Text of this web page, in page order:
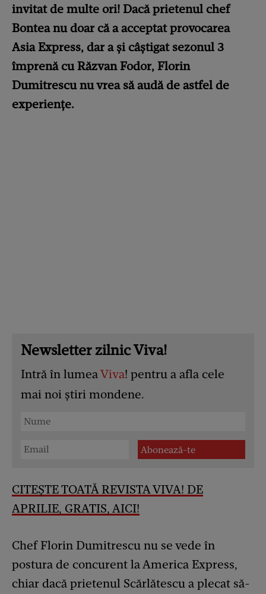
invitat de multe ori! Dacă prietenul chef
Bontea nu doar că a acceptat provocarea
Asia Express, dar a și câștigat sezonul 3
împrenă cu Răzvan Fodor, Florin
Dumitrescu nu vrea să audă de astfel de
experiențe.
Newsletter zilnic Viva!
Intră în lumeaViva! pentru a afla cele
mai noi știri mondene.
CITEȘTE TOATĂ REVISTA VIVA! DE
APRILIE, GRATIS, AICI!
Chef Florin Dumitrescu nu se vede în
postura de concurent la America Express,
chiar dacă prietenul Scărlătescu a plecat să-